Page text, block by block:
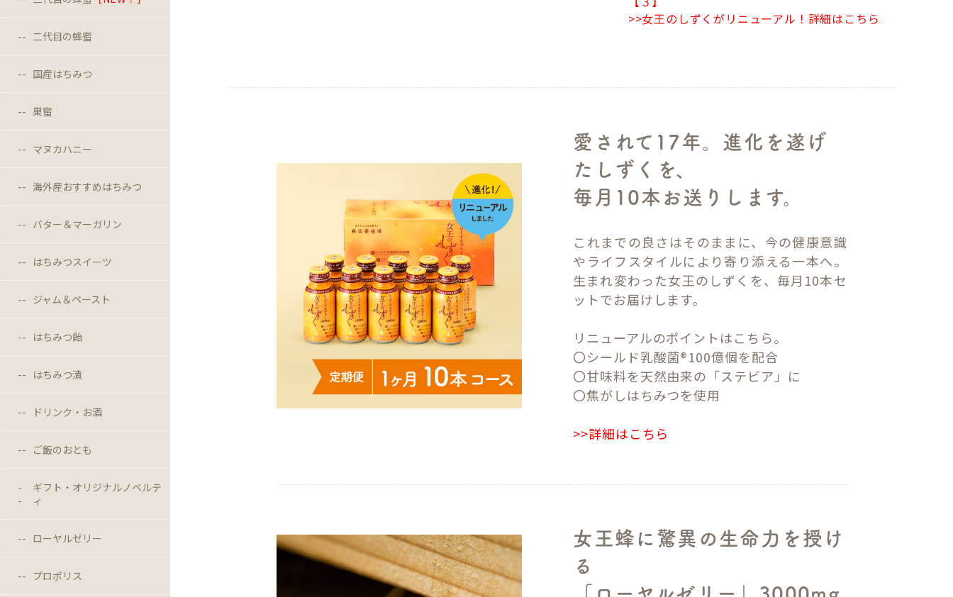
二代目の蜂蜜
国産はちみつ
巣蜜
マヌカハニー
海外産おすすめはちみつ
バター＆マーガリン
はちみつスイーツ
ジャム＆ペースト
はちみつ飴
はちみつ漬
ドリンク・お酒
ご飯のおとも
ギフト・オリジナルノベルテ
ィ
ローヤルゼリー
プロポリス
>>女王のしずくがリニューアル！詳細はこちら
愛されて17年。進化を遂げ
たしずくを、
毎月10本お送りします。
これまでの良さはそのままに、今の健康意識
やライフスタイルにより寄り添える一本へ。
生まれ変わった女王のしずくを、毎月10本セ
ットでお届けします。
リニューアルのポイントはこちら。
〇シールド乳酸菌®100億個を配合
〇甘味料を天然由来の「ステビア」に
〇焦がしはちみつを使用
>>詳細はこちら
女王蜂に驚異の生命力を授け
る